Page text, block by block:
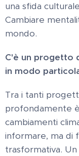
una sfida
Cambiare
mondo.
C'è un progetto
in modo
Tra i tanti
profondamente
cambiamenti
informare, ma di
trasformativa.